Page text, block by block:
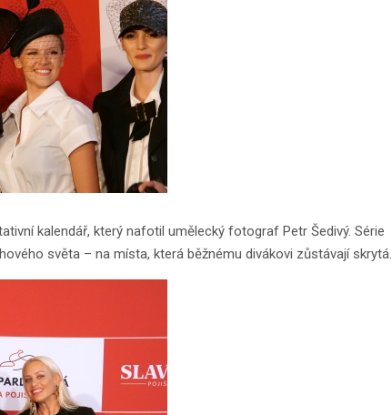
kalendář, který nafotil umělecký fotograf Petr Šedivý. Série
světa – na místa, která běžnému divákovi zůstávají skrytá.